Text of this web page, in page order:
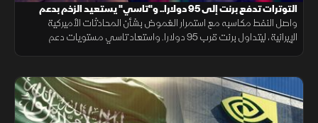
التوترات تدفع برنت إلى 95 دولارا.. و"تاسي" يستعيد الزخم بدعم
القياديات
واصل النفط مكاسبه مع استمرار الغموض بشأن المحادثات الأميركية
الإيرانية، ليتداول برنت قرب 95 دولارا. واستعاد تاسي مستويات دعم